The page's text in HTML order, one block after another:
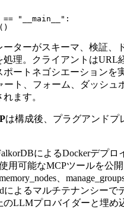
== "__main__":
ーターがスキーマ、検証、
処理。クライアントはURL
ポートネゴシエーションを
ート、フォーム、ダッシュ
ます。
は構成後、プラグアンドプ
によるDockerデプロ
用可能なMCPツールを公開
、
によるマルチテナンシーで
のLLMプロバイダーと埋め